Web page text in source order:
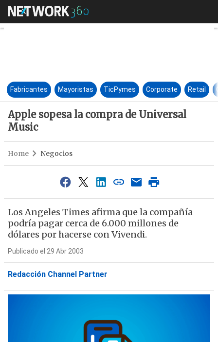
Apple sopesa la compra de
Fabricantes Mayoristas TicPymes Corporate Retail
Apple sopesa la compra de Universal
Music
Home Negocios
Los Angeles Times afirma que la compañía
podría pagar cerca de 6.000 millones de
dólares por hacerse con Vivendi.
Publicado el 29 Abr 2003
Redacción Channel Partner